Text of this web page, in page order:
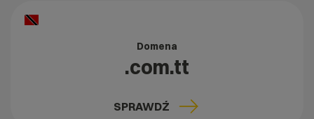
Domena
.com.tt
SPRAWDŹ